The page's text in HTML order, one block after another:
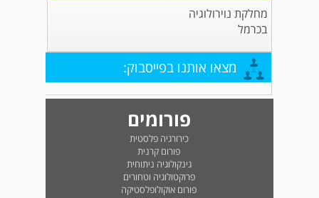
מחלקת נוירולוגיה
בכרמל
מצאו אותנו בפייסבוק:
פורומים
כירורגיה פלסטית
פורום קרנית
גינקולוגיה ניתוחית
פרוקטולוגיה וטחורים
פורום אוקולופלסטיקה